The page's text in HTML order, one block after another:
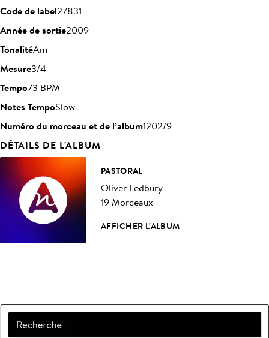
Code de label27831
Année de sortie2009
TonalitéAm
Mesure3/4
Tempo73 BPM
Notes TempoSlow
Numéro du morceau et de l’album1202/9
DÉTAILS DE L'ALBUM
PASTORAL
Oliver Ledbury
19 Morceaux
AFFICHER L'ALBUM